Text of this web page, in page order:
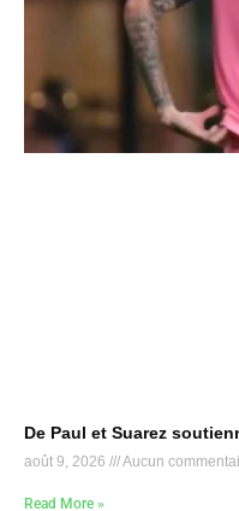
De Paul et Suarez
août 9, 2026 Aucun
Read More »